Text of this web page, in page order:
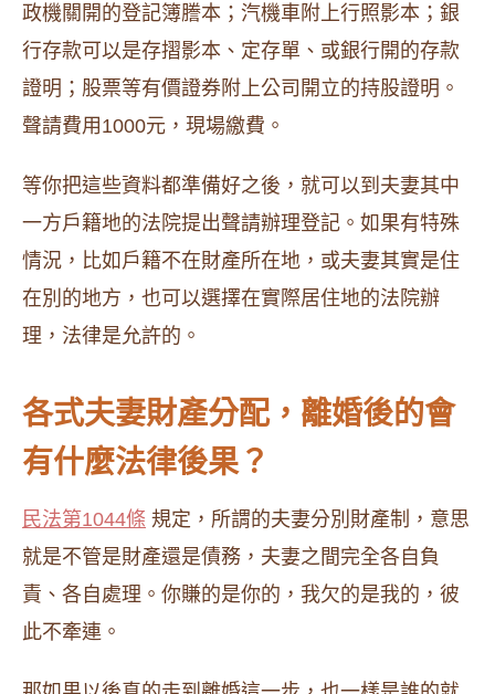
政機關開的登記簿謄本；汽機車附上行照影本；銀
行存款可以是存摺影本、定存單、或銀行開的存款
證明；股票等有價證券附上公司開立的持股證明。
聲請費用1000元，現場繳費。
等你把這些資料都準備好之後，就可以到夫妻其中
一方戶籍地的法院提出聲請辦理登記。如果有特殊
情況，比如戶籍不在財產所在地，或夫妻其實是住
在別的地方，也可以選擇在實際居住地的法院辦
理，法律是允許的。
各式夫妻財產分配，離婚後的會
有什麼法律後果？
民法第1044條 規定，所謂的夫妻分別財產制，意思
就是不管是財產還是債務，夫妻之間完全各自負
責、各自處理。你賺的是你的，我欠的是我的，彼
此不牽連。